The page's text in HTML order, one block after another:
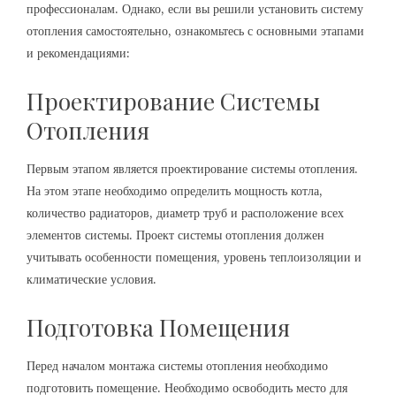
профессионалам. Однако, если вы решили установить систему
отопления самостоятельно, ознакомьтесь с основными этапами
и рекомендациями:
Проектирование Системы
Отопления
Первым этапом является проектирование системы отопления.
На этом этапе необходимо определить мощность котла,
количество радиаторов, диаметр труб и расположение всех
элементов системы. Проект системы отопления должен
учитывать особенности помещения, уровень теплоизоляции и
климатические условия.
Подготовка Помещения
Перед началом монтажа системы отопления необходимо
подготовить помещение. Необходимо освободить место для